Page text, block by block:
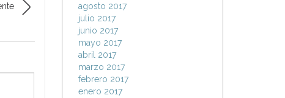
agosto 2017
julio 2017
junio 2017
mayo 2017
abril 2017
marzo 2017
febrero 2017
enero 2017